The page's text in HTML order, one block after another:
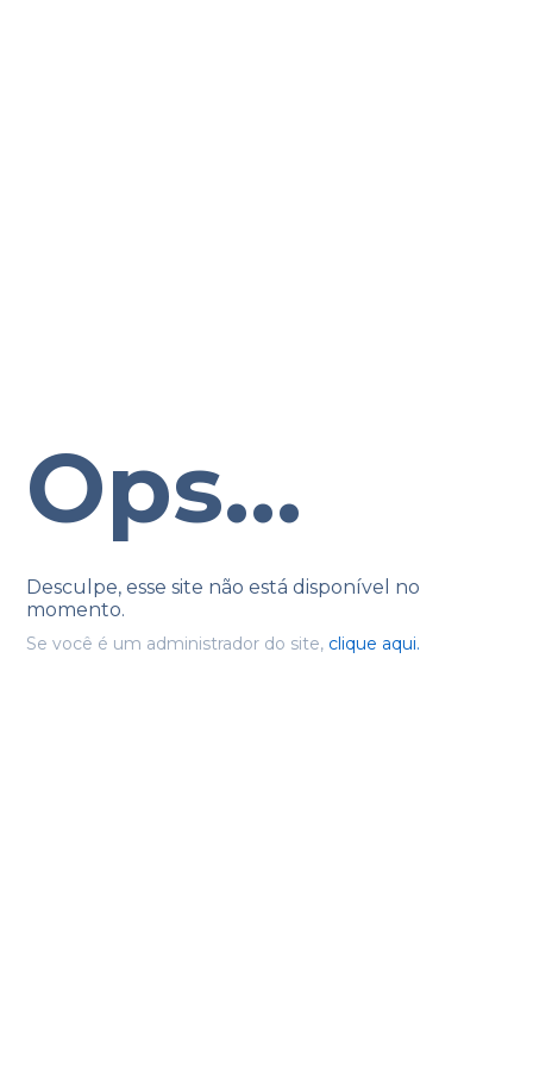
Ops...
Desculpe, esse site não está disponível no
momento.
Se você é um administrador do site, clique aqui.